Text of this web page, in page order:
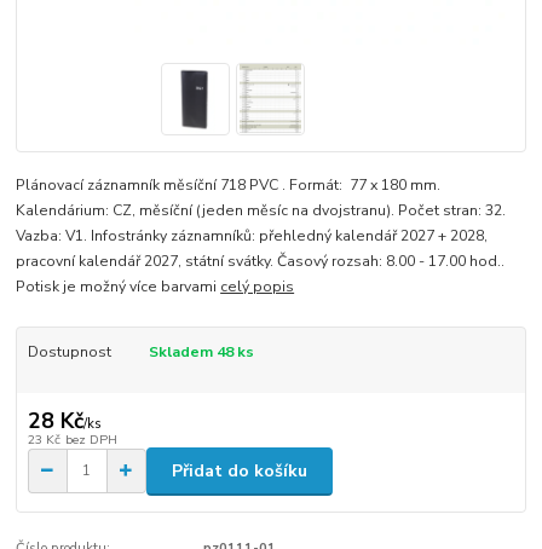
Plánovací záznamník měsíční 718 PVC . Formát: 77 x 180 mm.
Kalendárium: CZ, měsíční (jeden měsíc na dvojstranu). Počet stran: 32.
Vazba: V1. Infostránky záznamníků: přehledný kalendář 2027 + 2028,
pracovní kalendář 2027, státní svátky. Časový rozsah: 8.00 - 17.00 hod..
Potisk je možný více barvami celý popis
Dostupnost Skladem 48 ks
28 Kč/ks
23 Kč bez DPH
Přidat do košíku